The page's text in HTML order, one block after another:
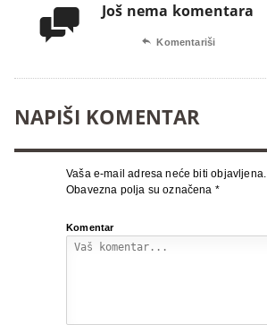
 Još nema komentara
 Komentariši
NAPIŠI KOMENTAR
Vaša e-mail adresa neće biti objavljena.
Obavezna polja su označena *
Komentar